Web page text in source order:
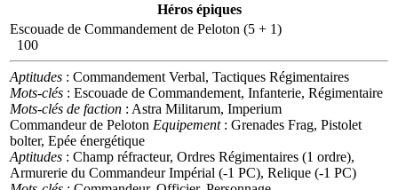
Héros épiques
Escouade de Commandement de Peloton (5 + 1)
100
Aptitudes : Commandement Verbal, Tactiques Régimentaires
Mots-clés : Escouade de Commandement, Infanterie, Régimentaire
Mots-clés de faction : Astra Militarum, Imperium
Commandeur de Peloton Equipement: Grenades Frag, Pistolet
bolter, Epée énergétique
Aptitudes : Champ réfracteur, Ordres Régimentaires (1 ordre),
Armurerie du Commandeur Impérial (-1 PC), Relique (-1 PC)